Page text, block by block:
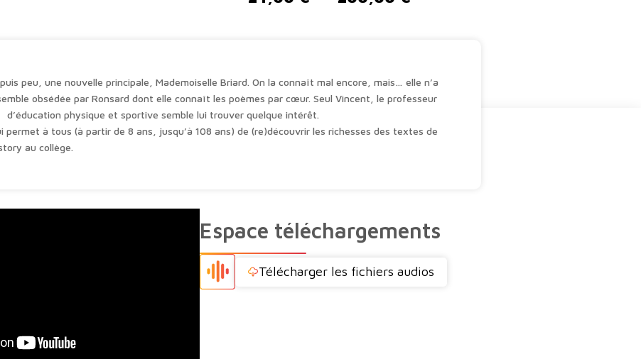
t
v
e
200,00 €
peu, une nouvelle principale, Mademoiselle Briard. On la connaît mal encore, mais… elle n’a
obsédée par Ronsard dont elle connaît les poèmes par cœur. Seul Vincent, le professeur
d’éducation physique et sportive semble lui trouver quelque intérêt.
permet à tous (à partir de 8 ans, jusqu’à 108 ans) de (re)découvrir les richesses des textes de
au collège.
Espace téléchargements
Télécharger les fichiers audios